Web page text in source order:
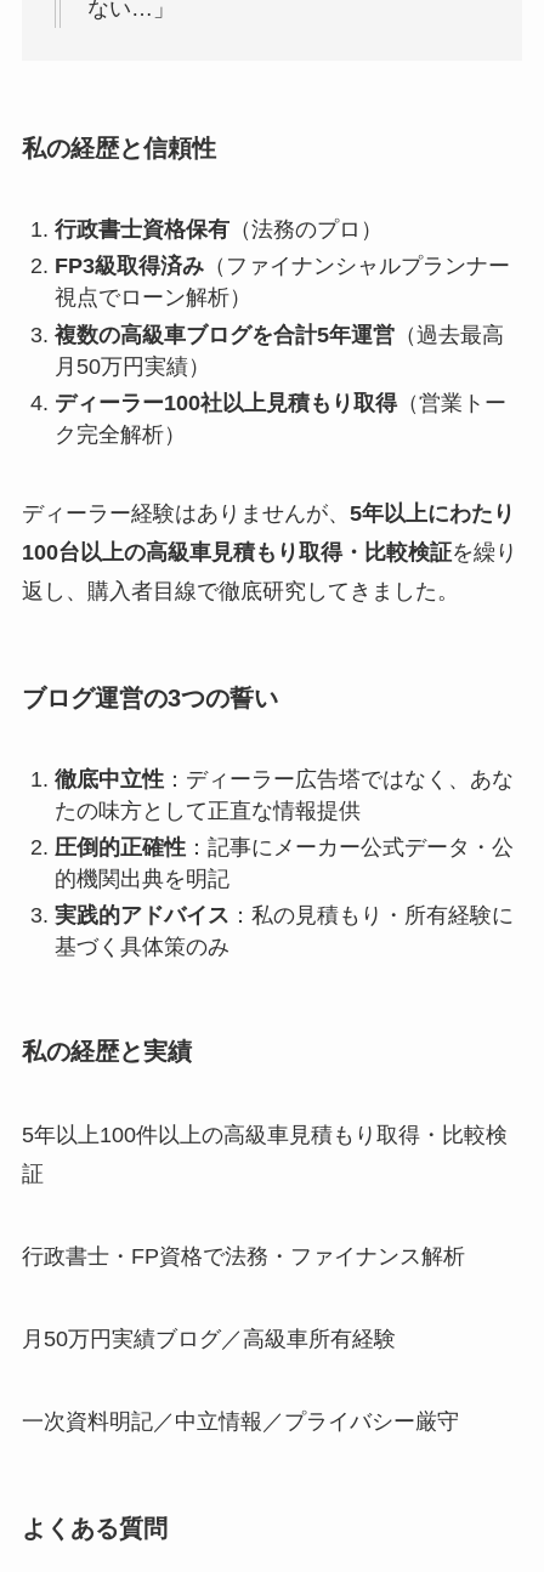
ない…」
私の経歴と信頼性
行政書士資格保有（法務のプロ）
FP3級取得済み（ファイナンシャルプランナー
視点でローン解析）
複数の高級車ブログを合計5年運営（過去最高
月50万円実績）
ディーラー100社以上見積もり取得（営業トー
ク完全解析）
ディーラー経験はありませんが、 5年以上にわたり
100台以上の高級車見積もり取得・比較検証を繰り
返し、購入者目線で徹底研究してきました。
ブログ運営の3つの誓い
徹底中立性：ディーラー広告塔ではなく、あな
たの味方として正直な情報提供
圧倒的正確性：記事にメーカー公式データ・公
的機関出典を明記
実践的アドバイス ：私の見積もり・所有経験に
基づく具体策のみ
私の経歴と実績
5年以上100件以上の高級車見積もり取得・比較検
証
行政書士・FP資格で法務・ファイナンス解析
月50万円実績ブログ／高級車所有経験
一次資料明記／中立情報／プライバシー厳守
よくある質問